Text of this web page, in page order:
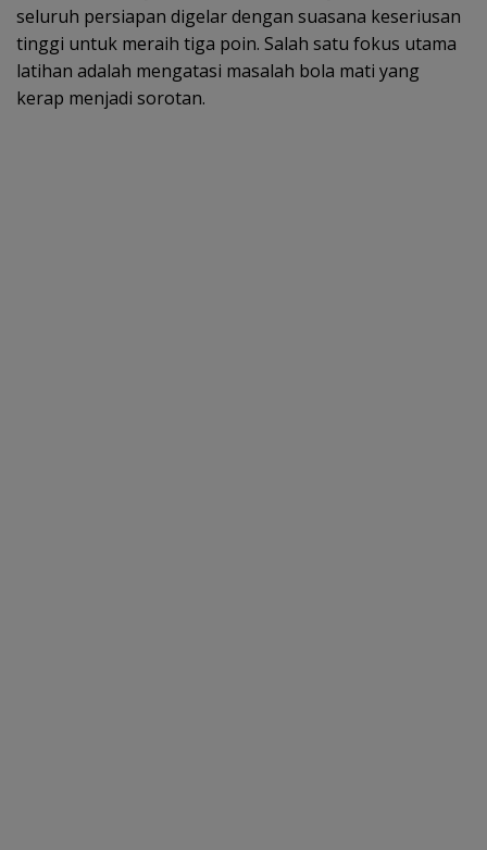
seluruh persiapan digelar dengan suasana keseriusan
tinggi untuk meraih tiga poin. Salah satu fokus utama
latihan adalah mengatasi masalah bola mati yang
kerap menjadi sorotan.